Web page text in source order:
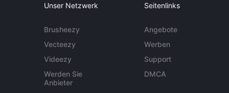
Unser Netzwerk
Brusheezy
Vecteezy
Videezy
Werden Sie
Anbieter
Seitenlinks
Angebote
Werben
Support
DMCA